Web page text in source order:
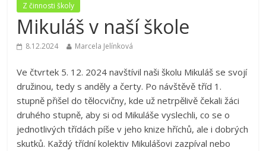
Z činnosti školy
Mikuláš v naší škole
8.12.2024 Marcela Jelínková
Ve čtvrtek 5. 12. 2024 navštívil naši školu Mikuláš se svojí
družinou, tedy s anděly a čerty. Po návštěvě tříd 1.
stupně přišel do tělocvičny, kde už netrpělivě čekali žáci
druhého stupně, aby si od Mikuláše vyslechli, co se o
jednotlivých třídách píše v jeho knize hříchů, ale i dobrých
skutků. Každý třídní kolektiv Mikulášovi zazpíval nebo